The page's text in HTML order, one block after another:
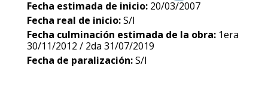
Fecha estimada de inicio: 20/03/2007
Fecha real de inicio:S/I
Fecha culminación estimada de la obra: 1era
30/11/2012 / 2da 31/07/2019
Fecha de paralización:S/I